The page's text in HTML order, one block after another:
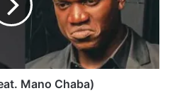
Mano Chaba)